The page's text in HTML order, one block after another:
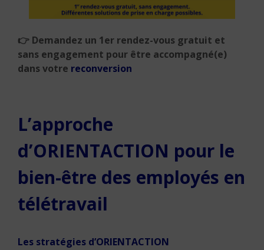
👉 Demandez un 1er rendez-vous gratuit et
sans engagement pour être accompagné(e)
dans votre reconversion
L’approche
d’ORIENTACTION pour le
bien-être des employés en
télétravail
Les stratégies d’ORIENTACTION